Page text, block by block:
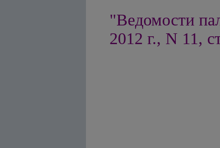
"Ведомости
2012 г., N 11,